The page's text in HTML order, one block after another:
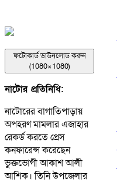
ফটোকার্ড ডাউনলোড করুন
(1080×1080)
নাটোর প্রতিনিধি:
নাটোরের বাগাতিপাড়ায়
অপহরণ মামলার এজাহার
রেকর্ড করতে প্রেস
কনফারেন্স করেছেন
ভুক্তভোগী আকাশ আলী
আশিক। তিনি উপজেলার